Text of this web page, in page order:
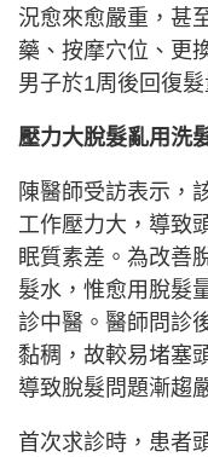
況愈來愈嚴重，甚
藥、按摩穴位、更
男子於1周後回復髮
壓力大脫髮亂用洗
陳醫師受訪表示，
工作壓力大，導致
眠質素差。為改善
髮水，惟愈用脫髮
診中醫。醫師問診
黏稠，故較易堵塞
導致脫髮問題漸趨
首次求診時，患者